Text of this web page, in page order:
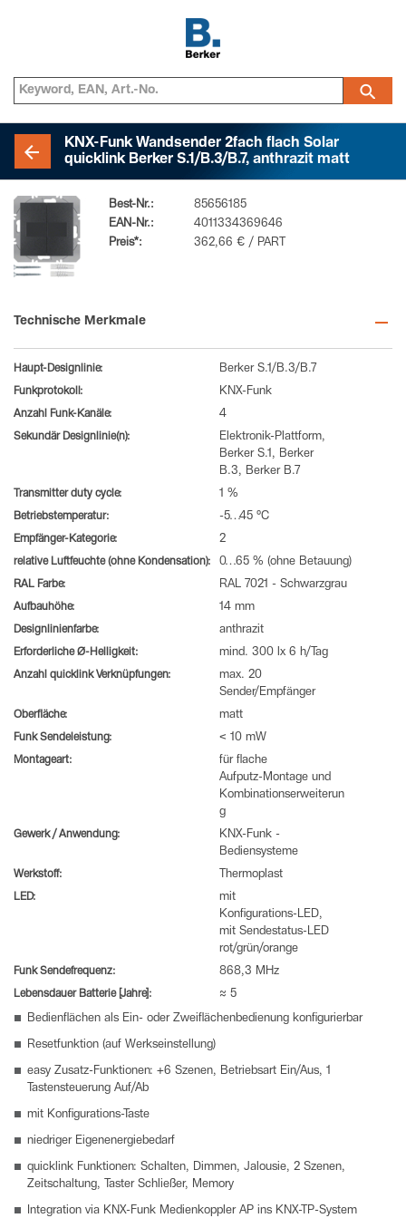
KNX-Funk Wandsender 2fach flach Solar
quicklink Berker S.1/B.3/B.7, anthrazit matt
Best-Nr.:
85656185
EAN-Nr.:
4011334369646
Preis*:
362,66 € / PART
Technische Merkmale
Haupt-Designlinie: Berker S.1/B.3/B.7
Funkprotokoll: KNX-Funk
Anzahl Funk-Kanäle: 4
Sekundär Designlinie(n):
Elektronik-Plattform,
Berker S.1, Berker
B.3, Berker B.7
Transmitter duty cycle: 1 %
Betriebstemperatur: -5…45 °C
Empfänger-Kategorie: 2
relative Luftfeuchte (ohne Kondensation): 0…65 % (ohne Betauung)
RAL Farbe: RAL 7021 - Schwarzgrau
Aufbauhöhe: 14 mm
Designlinienfarbe: anthrazit
Erforderliche Ø-Helligkeit: mind. 300 lx 6 h/Tag
Anzahl quicklink Verknüpfungen:
max. 20
Sender/Empfänger
Oberfläche: matt
Funk Sendeleistung: < 10 mW
Montageart:
für flache
Aufputz-Montage und
Kombinationserweiterun
g
Gewerk / Anwendung:
KNX-Funk -
Bediensysteme
Werkstoff: Thermoplast
LED:
mit
Konfigurations-LED,
mit Sendestatus-LED
rot/grün/orange
Funk Sendefrequenz: 868,3 MHz
Lebensdauer Batterie [Jahre]: ≈ 5
Bedienflächen als Ein- oder Zweiflächenbedienung konfigurierbar
Resetfunktion (auf Werkseinstellung)
easy Zusatz-Funktionen: +6 Szenen, Betriebsart Ein/Aus, 1
Tastensteuerung Auf/Ab
mit Konfigurations-Taste
niedriger Eigenenergiebedarf
quicklink Funktionen: Schalten, Dimmen, Jalousie, 2 Szenen,
Zeitschaltung, Taster Schließer, Memory
Integration via KNX-Funk Medienkoppler AP ins KNX-TP-System